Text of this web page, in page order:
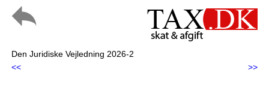
Den Juridiske Vejledning 2026-2
<<
>>